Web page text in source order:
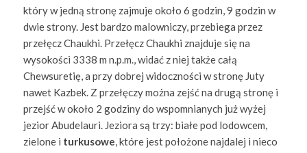
który w jedną stronę zajmuje około 6 godzin, 9 godzin w
dwie strony. Jest bardzo malowniczy, przebiega przez
przełęcz Chaukhi. Przełęcz Chaukhi znajduje się na
wysokości 3338 m n.p.m., widać z niej także całą
Chewsuretię, a przy dobrej widoczności w stronę Juty
nawet Kazbek. Z przełęczy można zejść na drugą stronę i
przejść w około 2 godziny do wspomnianych już wyżej
jezior Abudelauri. Jeziora są trzy: białe pod lodowcem,
zielone i turkusowe, które jest położone najdalej i nieco